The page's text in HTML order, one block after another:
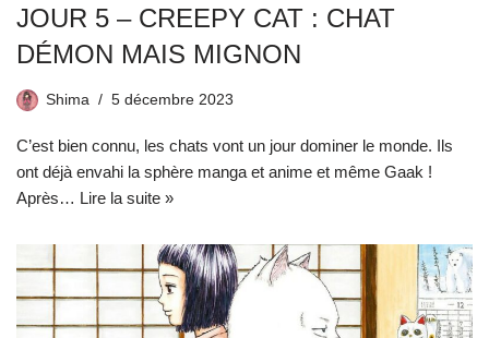
JOUR 5 – CREEPY CAT : CHAT
DÉMON MAIS MIGNON
Shima 5 décembre 2023
C’est bien connu, les chats vont un jour dominer le monde. Ils
ont déjà envahi la sphère manga et anime et même Gaak !
Après… Lire la suite »